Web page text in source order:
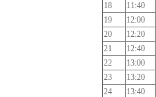
18
11:40
19
12:00
20
12:20
21
12:40
22
13:00
23
13:20
24
13:40